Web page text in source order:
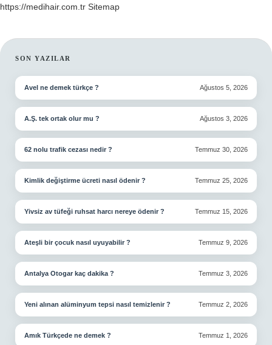
https://medihair.com.tr Sitemap
SIDEBAR
SON YAZILAR
Avel ne demek türkçe ? Ağustos 5, 2026
A.Ş. tek ortak olur mu ? Ağustos 3, 2026
62 nolu trafik cezası nedir ? Temmuz 30, 2026
Kimlik değiştirme ücreti nasıl ödenir ? Temmuz 25, 2026
Yivsiz av tüfeği ruhsat harcı nereye ödenir ? Temmuz 15, 2026
Ateşli bir çocuk nasıl uyuyabilir ? Temmuz 9, 2026
Antalya Otogar kaç dakika ? Temmuz 3, 2026
Yeni alınan alüminyum tepsi nasıl temizlenir ? Temmuz 2, 2026
Amık Türkçede ne demek ? Temmuz 1, 2026